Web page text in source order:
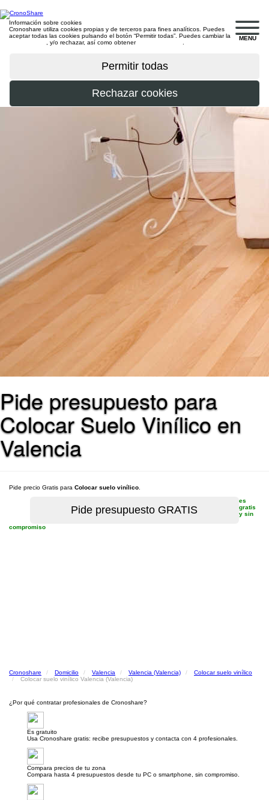
MENU
Información sobre cookies
Cronoshare utiliza cookies propias y de terceros para fines analíticos. Puedes
aceptar todas las cookies pulsando el botón “Permitir todas”. Puedes cambiar la
, y/o rechazar, así como obtener
Pide presupuesto para
Colocar Suelo Vinílico en
Valencia
Pide precio Gratis para Colocar suelo vinílico
es
gratis
y sin
compromiso
Cronoshare Domicilio Valencia Valencia (Valencia)
Colocar suelo vinílico
Colocar suelo vinílico Valencia (Valencia)
¿Por qué contratar profesionales de Cronoshare?
Es gratuito
Usa Cronoshare gratis: recibe presupuestos y contacta con 4 profesionales.
Compara precios de tu zona
Compara hasta 4 presupuestos desde tu PC o smartphone, sin compromiso.